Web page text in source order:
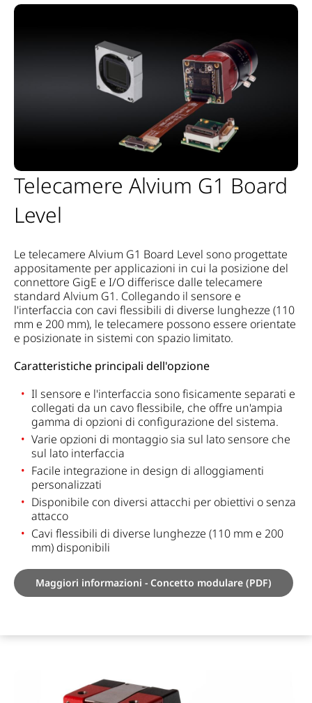
Telecamere Alvium G1 Board
Level
Le telecamere Alvium G1 Board Level sono progettate
appositamente per applicazioni in cui la posizione del
connettore GigE e I/O differisce dalle telecamere
standard Alvium G1. Collegando il sensore e
l'interfaccia con cavi flessibili di diverse lunghezze (110
mm e 200 mm), le telecamere possono essere orientate
e posizionate in sistemi con spazio limitato.
Caratteristiche principali dell'opzione
Il sensore e l'interfaccia sono fisicamente separati e
collegati da un cavo flessibile, che offre un'ampia
gamma di opzioni di configurazione del sistema.
Varie opzioni di montaggio sia sul lato sensore che
sul lato interfaccia
Facile integrazione in design di alloggiamenti
personalizzati
Disponibile con diversi attacchi per obiettivi o senza
attacco
Cavi flessibili di diverse lunghezze (110 mm e 200
mm) disponibili
Maggiori informazioni - Concetto modulare (PDF)